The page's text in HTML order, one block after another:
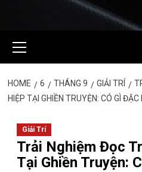
Menu
HOME 6 THÁNG 9 GIẢI TRÍ
HIỆP TẠI GHIỀN TRUYỆN: CÓ GÌ ĐẶC
Giải Trí
Trải Nghiệm Đọc
Tại Ghiền Truyện: